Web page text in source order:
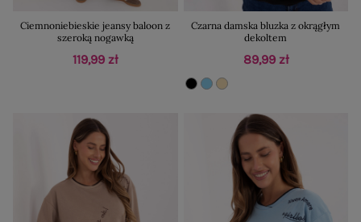
Ciemnoniebieskie jeansy baloon z
szeroką nogawką
119,99 zł
Czarna damska bluzka z okrągłym
dekoltem
89,99 zł